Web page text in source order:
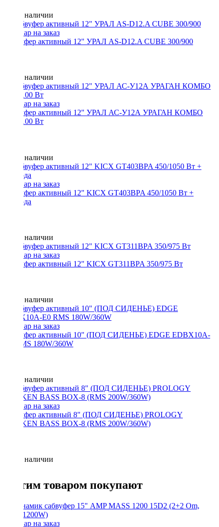
Нет в наличии
Сабвуфер активный 12" УРАЛ AS-D12.A CUBE 300/900
Нет в наличии
Сабвуфер активный 12" УРАЛ АС-У12А УРАГАН КОМБО
550/1100 Вт
Нет в наличии
Сабвуфер активный 12" KICX GT403BPA 450/1050 Вт +
провода
Нет в наличии
Сабвуфер активный 12" KICX GT311BPA 350/975 Вт
Нет в наличии
Сабвуфер активный 10" (ПОД СИДЕНЬЕ) EDGE EDBX10A-
E0 RMS 180W/360W
Нет в наличии
Сабвуфер активный 8" (ПОД СИДЕНЬЕ) PROLOGY
KRAKEN BASS BOX-8 (RMS 200W/360W)
Нет в наличии
С этим товаром покупают